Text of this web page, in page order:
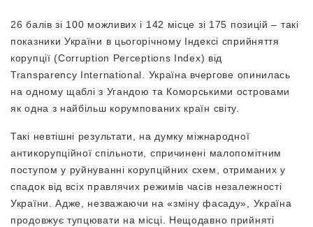
26 балів зі 100 можливих і 142 місце зі 175 позицій – такі
показники України в цьогорічному Індексі сприйняття
корупції (Corruption Perceptions Index) від
Transparency International. Україна вчергове опинилась
на одному щаблі з Угандою та Коморськими островами
як одна з найбільш корумпованих країн світу.
Такі невтішні результати, на думку міжнародної
антикорупційної спільноти, спричинені малопомітним
поступом у руйнуванні корупційних схем, отриманих у
спадок від всіх правлячих режимів часів незалежності
України. Адже, незважаючи на «зміну фасаду», Україна
продовжує тупцювати на місці. Нещодавно прийняті